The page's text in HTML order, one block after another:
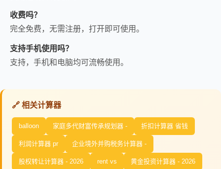
收费吗？
完全免费，无需注册，打开即可使用。
支持手机使用吗？
支持，手机和电脑均可流畅使用。
🔗 相关计算器
balloon 家庭多代财富传承规划器 - 折扣计算器 省钱
利润计算器 pr 企业境外并购税务计算器 -
股权转让计算器 - 2026 rent vs 黄金投资计算器 - 2026